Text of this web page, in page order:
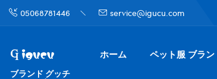
05068781446 service@igucu.com
ブランド グッチ
ホーム ペット服 ブラ